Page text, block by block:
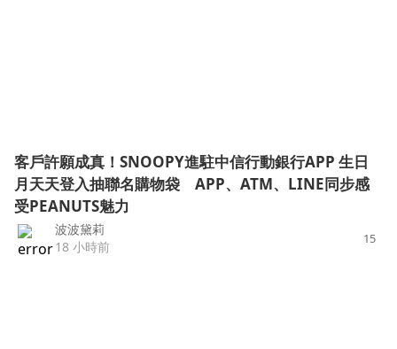
客戶許願成真！SNOOPY進駐中信行動銀行APP 生日
月天天登入抽聯名購物袋 APP、ATM、LINE同步感
受PEANUTS魅力
波波黛莉
18 小時前
15